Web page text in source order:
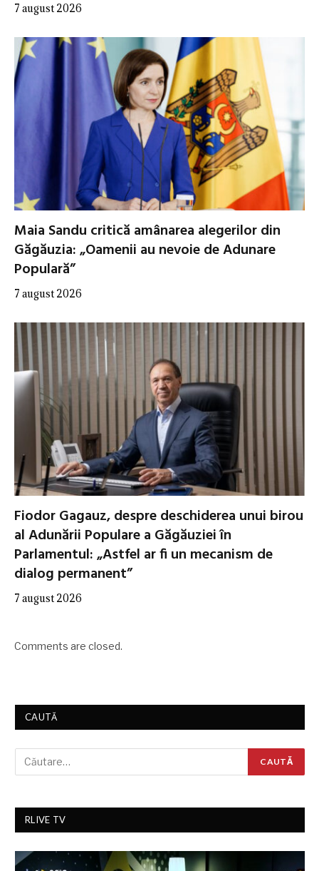
7 august 2026
Maia Sandu critică amânarea alegerilor din
Găgăuzia: „Oamenii au nevoie de Adunare
Populară”
7 august 2026
Fiodor Gagauz, despre deschiderea unui birou
al Adunării Populare a Găgăuziei în
Parlamentul: „Astfel ar fi un mecanism de
dialog permanent”
7 august 2026
Comments are closed.
CAUTĂ
RLIVE TV